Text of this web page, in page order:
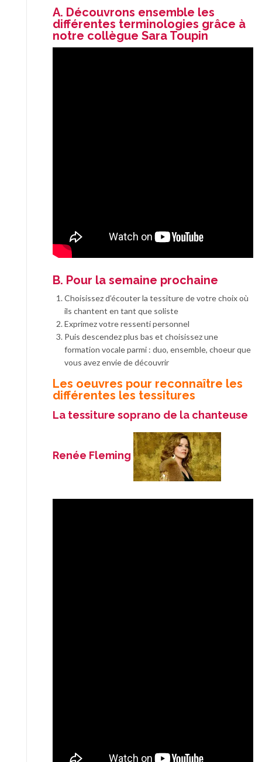
A. Découvrons ensemble les
différentes terminologies grâce à
notre collègue Sara Toupin
B. Pour la semaine prochaine
Choisissez d’écouter la tessiture de votre choix où
ils chantent en tant que soliste
Exprimez votre ressenti personnel
Puis descendez plus bas et choisissez une
formation vocale parmi : duo, ensemble, choeur que
vous avez envie de découvrir
Les oeuvres pour reconnaître les
différentes les tessitures
La tessiture soprano de la chanteuse
Renée Fleming